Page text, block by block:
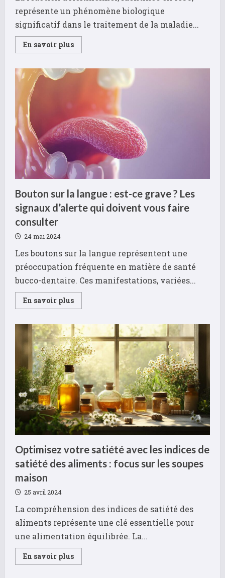
représente un phénomène biologique
significatif dans le traitement de la maladie...
En savoir plusRead
more
de
réaction
d’Herxheimer
durée
dans
le
parcours
Bouton sur la langue : est-ce grave ? Les
signaux d’alerte qui doivent vous faire
consulter
24 mai 2024
Les boutons sur la langue représentent une
préoccupation fréquente en matière de santé
bucco-dentaire. Ces manifestations, variées...
En savoir plusRead
more
sur
la
langue
:
est-
ce
grave
?
Les
signaux
d’alerte
qui
doivent
vous
faire
consulter
Optimisez votre satiété avec les indices de
satiété des aliments : focus sur les soupes
maison
25 avril 2024
La compréhension des indices de satiété des
aliments représente une clé essentielle pour
une alimentation équilibrée. La...
En savoir plusRead
more